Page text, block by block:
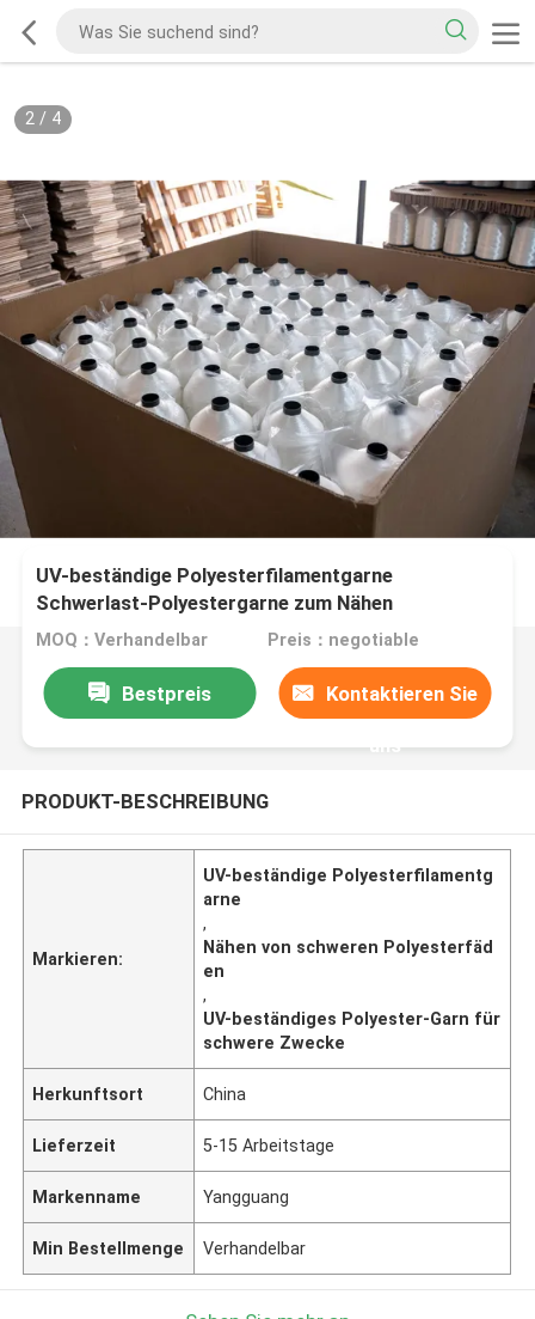
2/ 4
UV-beständige Polyesterfilamentgarne
Schwerlast-Polyestergarne zum Nähen
MOQ：Verhandelbar Preis：negotiable
Bestpreis Kontaktieren Sie
uns
PRODUKT-BESCHREIBUNG
Markieren:
UV-beständige Polyesterfilamentg
arne
,
Nähen von schweren Polyesterfäd
en
,
UV-beständiges Polyester-Garn für
schwere Zwecke
Herkunftsort China
Lieferzeit 5-15 Arbeitstage
Markenname Yangguang
Min Bestellmenge Verhandelbar